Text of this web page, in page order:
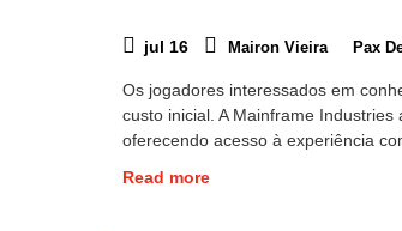
jul 16 Mairon Vieira Pax
Os jogadores interessados em
custo inicial. A Mainframe
oferecendo acesso à experiência
Read more